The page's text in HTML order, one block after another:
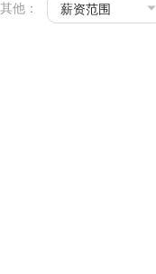
其他： 薪资范围